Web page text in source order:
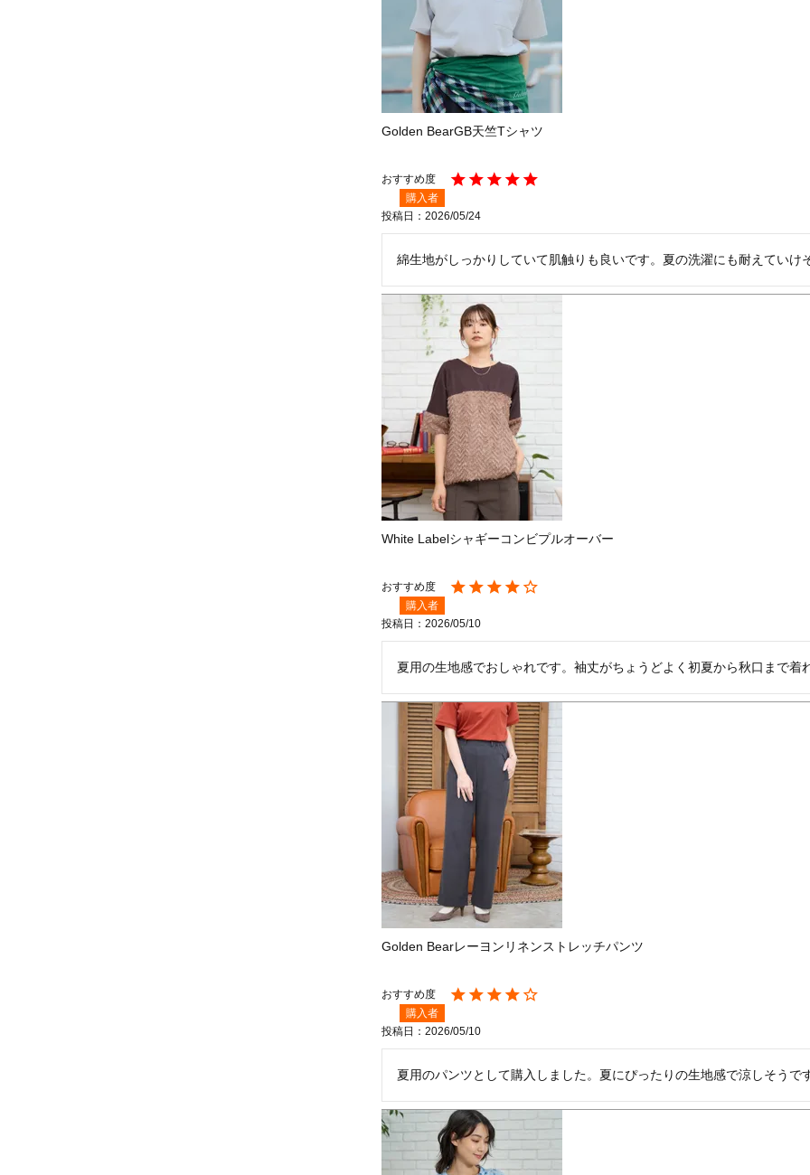
Golden BearGB天竺Tシャツ
購入者
投稿日
2026/05/24
綿生地がしっかりしていて肌触りも良いです。夏の洗濯にも耐えていけ
White Labelシャギーコンビプルオーバー
購入者
投稿日
2026/05/10
夏用の生地感でおしゃれです。袖丈がちょうどよく初夏から秋口まで着
Golden Bearレーヨンリネンストレッチパンツ
購入者
投稿日
2026/05/10
夏用のパンツとして購入しました。夏にぴったりの生地感で涼しそうで